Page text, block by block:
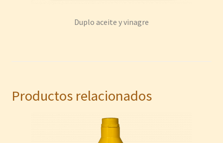
Duplo aceite y vinagre
Productos relacionados